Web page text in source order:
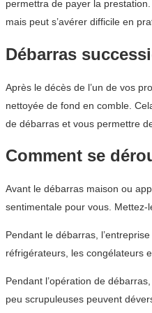
permettra de payer la
mais peut s’avérer difficile en
Débarras
Après le décès de l’un de vos
nettoyée de fond en comble.
de débarras et vous permettre
Comment se
Avant le débarras maison ou
sentimentale pour vous.
Pendant le débarras,
réfrigérateurs, les congélateurs
Pendant l’opération de
peu scrupuleuses peuvent